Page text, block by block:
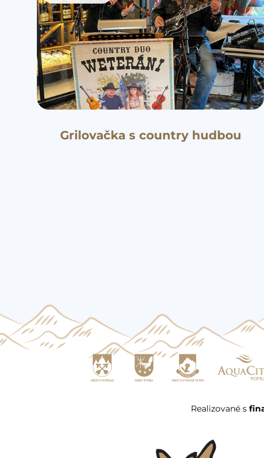
Grilovačka s country hudbou
Realizované s